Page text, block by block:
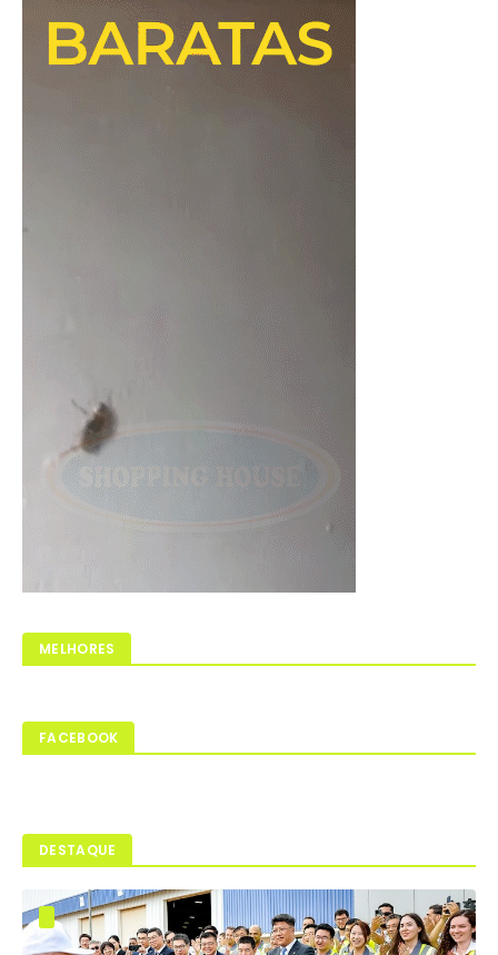
MELHORES
FACEBOOK
DESTAQUE